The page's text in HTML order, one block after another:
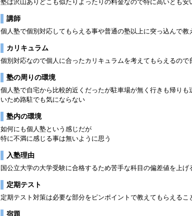
塾は沢山ありどこも似たりよったりの料金なので特に高いとも安
講師
個人塾で個別対応してもらえる事や普通の塾以上に突っ込んで教
カリキュラム
個別対応なので個人に合ったカリキュラムを考えてもらえるので
塾の周りの環境
個人塾で自宅から比較的近くだったが駐車場が無く行きも帰り
いため路駐でも気にならない
塾内の環境
如何にも個人塾という感じだが
特に不満に感じる事は無いように思う
入塾理由
国公立大学の大学受験に合格するため苦手な科目の偏差値を上げ
定期テスト
定期テスト対策は必要な部分をピンポイントで教えてもらえるこ
宿題